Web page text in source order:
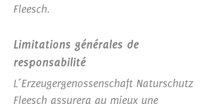
Fleesch.
Limitations générales de
responsabilité
L´Erzeugergenossenschaft Naturschutz
Fleesch assurera au mieux une